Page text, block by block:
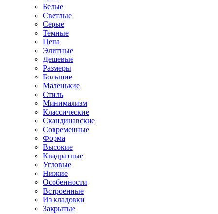
Белые
Светлые
Серые
Темные
Цена
Элитные
Дешевые
Размеры
Большие
Маленькие
Стиль
Минимализм
Классические
Скандинавские
Современные
Форма
Высокие
Квадратные
Угловые
Низкие
Особенности
Встроенные
Из кладовки
Закрытые